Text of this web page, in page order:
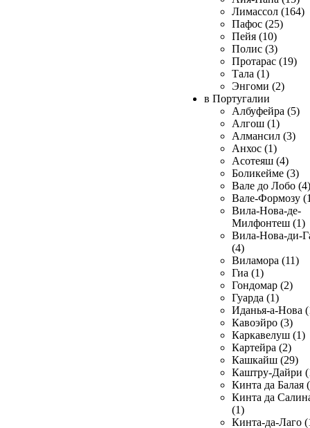
Лимассол (164)
Пафос (25)
Пейя (10)
Полис (3)
Протарас (19)
Тала (1)
Энгоми (2)
в Португалии
Албуфейра (5)
Алгош (1)
Алмансил (3)
Анхос (1)
Асотеяш (4)
Боликейме (3)
Вале до Лобо (4)
Вале-Формозу
Вила-Нова-де-
Милфонтеш (1)
Вила-Нова-ди-
(4)
Виламора (11)
Гиа (1)
Гондомар (2)
Гуарда (1)
Иданья-а-Нова
Кавоэйро (3)
Каркавелуш (1)
Картейра (2)
Кашкайш (29)
Каштру-Дайри
Кинта да Балая
Кинта да
(1)
Кинта-да-Лаго